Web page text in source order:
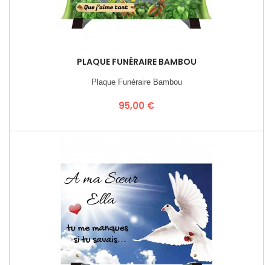
PLAQUE FUNÉRAIRE BAMBOU
Plaque Funéraire Bambou
Prix
95,00 €